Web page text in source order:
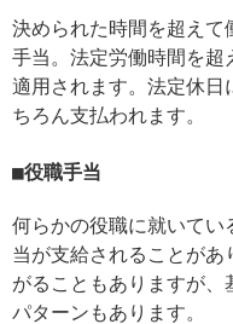
決められた時間を超えて
手当。法定労働時間を超
適用されます。法定休日
ちろん支払われます。
役職手当
何らかの役職に就いてい
当が支給されることがあ
がることもありますが、
パターンもあります。